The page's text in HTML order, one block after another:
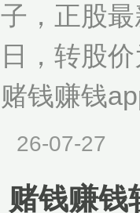
子，正股
日，转股
赌钱赚钱
26-07-27
赌钱赚钱